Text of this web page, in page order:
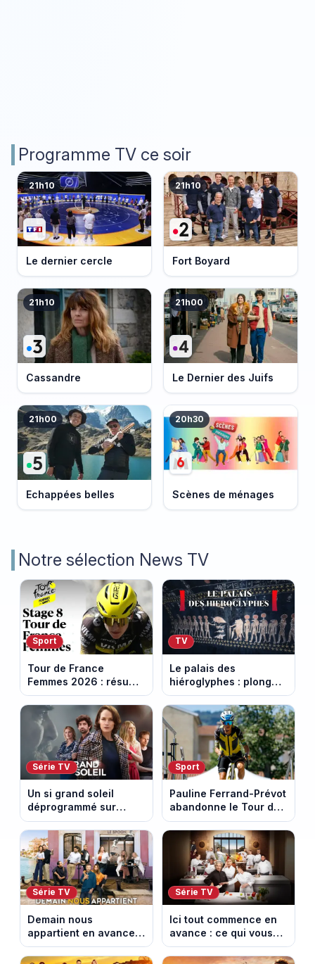
Programme TV ce soir
21h10
Le dernier cercle
21h10
Fort Boyard
21h10
Cassandre
21h00
Le Dernier des Juifs
21h00
Echappées belles
20h30
Scènes de ménages
Notre sélection News TV
Sport
Tour de France
Femmes 2026 : résumé
vidéo de la 9e étape
entre Sisteron et Nice
TV
Le palais des
hiéroglyphes : plongez
dans la tombe
égyptienne qui fascine
les archéologues
Série TV
Un si grand soleil
déprogrammé sur
France 3 : cinq
épisodes inédits
diffusés le 13 août
Sport
Pauline Ferrand-Prévot
abandonne le Tour de
France Femmes avant
la 8e étape
Série TV
Demain nous
appartient en avance :
ce qui vous attend la
semaine du 10 au 14
Série TV
Ici tout commence en
avance : ce qui vous
attend la semaine du
10 au 14 août 2026